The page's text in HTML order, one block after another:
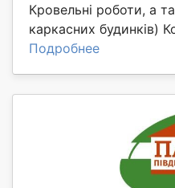
Кровельні роботи, а
каркасних будинків)
Подробнее